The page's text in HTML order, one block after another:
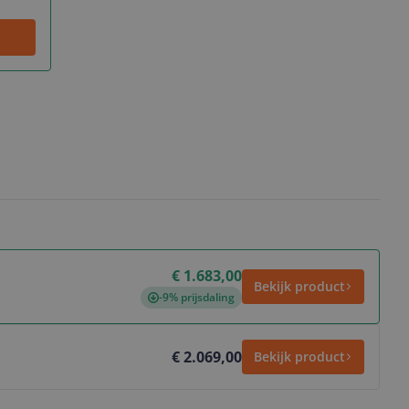
€ 1.683,00
-9% prijsdaling
Bekijk product
€ 2.069,00 Bekijk product